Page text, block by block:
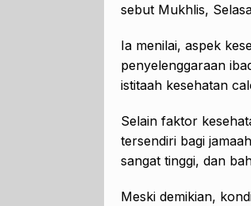
sebut Mukhlis,
Ia menilai, aspek
penyelenggaraan
istitaah kesehatan
Selain faktor
tersendiri bagi
sangat tinggi, dan
Meski demikian,